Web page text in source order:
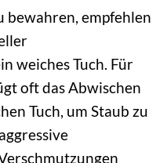
bewahren, empfehlen
weiches Tuch. Für
oft das Abwischen
Tuch, um Staub zu